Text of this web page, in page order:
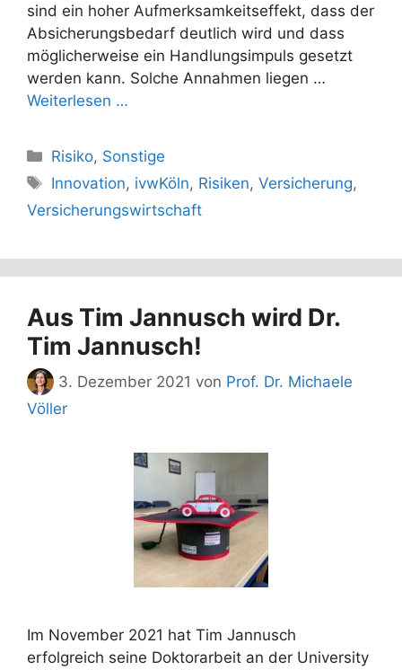
sind ein hoher Aufmerksamkeitseffekt, dass der
Absicherungsbedarf deutlich wird und dass
möglicherweise ein Handlungsimpuls gesetzt
werden kann. Solche Annahmen liegen …
Weiterlesen …
Kategorien
Risiko, Sonstige
Schlagwörter
Innovation, ivwKöln, Risiken,Versicherung,
Versicherungswirtschaft
Aus Tim Jannusch wird Dr.
Tim Jannusch!
3. Dezember 2021 von Prof. Dr. Michaele
Völler
Im November 2021 hat Tim Jannusch
erfolgreich seine Doktorarbeit an der University